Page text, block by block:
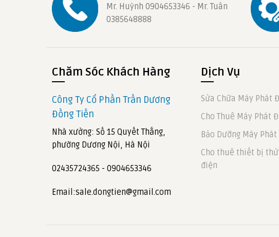
Mr. Huỳnh 0904653346 - Mr. Tuân
0385648888
Chăm Sóc Khách Hàng
Công Ty Cổ Phần Trần Dương
Đồng Tiến
Nhà xưởng: Số 15 Quyết Thắng,
phường Dương Nội, Hà Nội
02435724365 - 0904653346
Email:sale.dongtien@gmail.com
Dịch Vụ
Sửa Chữa Máy Phát
Cho Thuê Máy Phát
Bảo Dưỡng Máy
Cho thuê thiết bị
điện